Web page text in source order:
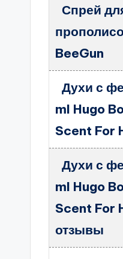
Спрей
BeeGun
Духи с
ml Hugo
Scent For
Духи с
ml Hugo
Scent For
отзывы